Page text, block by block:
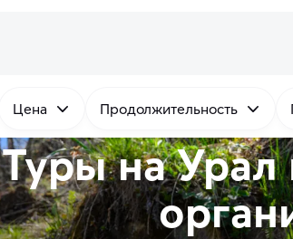
Цена Продолжительность
Туры на Урал